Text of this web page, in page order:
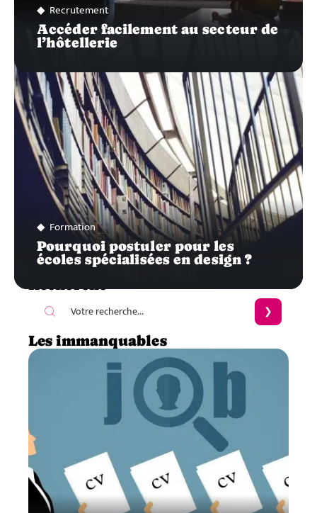
Recrutement
Accéder facilement au secteur de
l’hôtellerie
Formation
Pourquoi postuler pour les
écoles spécialisées en design ?
Recherche
Les immanquables